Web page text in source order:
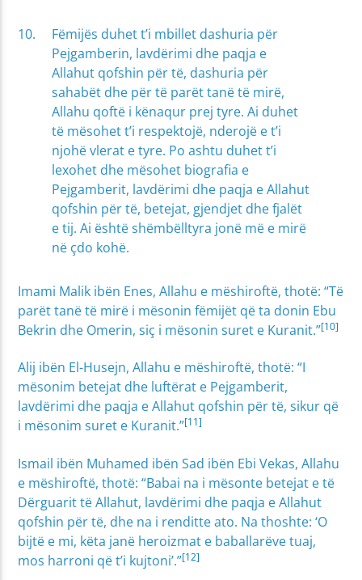
Fëmijës duhet t’i mbillet dashuria për
Pejgamberin, lavdërimi dhe paqja e
Allahut qofshin për të, dashuria për
sahabët dhe për të parët tanë të mirë,
Allahu qoftë i kënaqur prej tyre. Ai duhet
të mësohet t’i respektojë, nderojë e t’i
njohë vlerat e tyre. Po ashtu duhet t’i
lexohet dhe mësohet biografia e
Pejgamberit, lavdërimi dhe paqja e Allahut
qofshin për të, betejat, gjendjet dhe fjalët
e tij. Ai është shëmbëlltyra jonë më e mirë
në çdo kohë.
Imami Malik ibën Enes, Allahu e mëshiroftë, thotë: “Të
parët tanë të mirë i mësonin fëmijët që ta donin Ebu
Bekrin dhe Omerin, siç i mësonin suret e Kuranit.”[10]
Alij ibën El-Husejn, Allahu e mëshiroftë, thotë: “I
mësonim betejat dhe luftërat e Pejgamberit,
lavdërimi dhe paqja e Allahut qofshin për të, sikur që
i mësonim suret e Kuranit.”[11]
Ismail ibën Muhamed ibën Sad ibën Ebi Vekas, Allahu
e mëshiroftë, thotë: “Babai na i mësonte betejat e të
Dërguarit të Allahut, lavdërimi dhe paqja e Allahut
qofshin për të, dhe na i renditte ato. Na thoshte: ‘O
bijtë e mi, këta janë heroizmat e baballarëve tuaj,
mos harroni që t’i kujtoni’.”[12]